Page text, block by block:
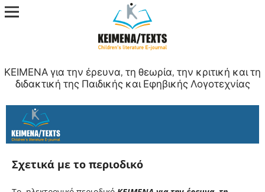
ΚΕΙΜΕΝΑ για την έρευνα, τη θεωρία, την κριτική και τη
διδακτική της Παιδικής και Εφηβικής Λογοτεχνίας
Σχετικά με το περιοδικό